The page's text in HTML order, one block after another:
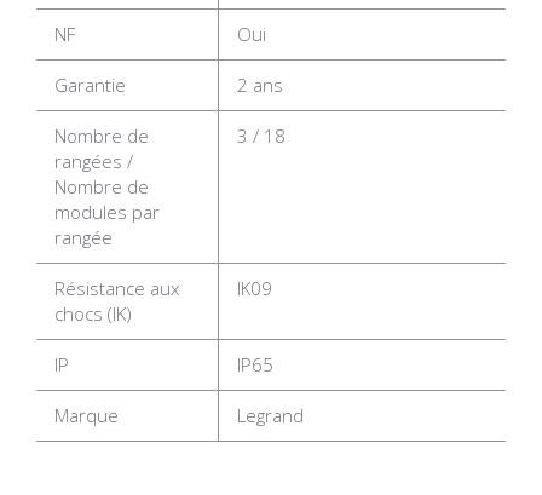
NF Oui
Garantie 2 ans
Nombre de
rangées /
Nombre de
modules par
rangée
3 / 18
Résistance aux
chocs (IK)
IK09
IP IP65
Marque Legrand